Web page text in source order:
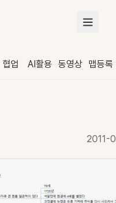
협업 AI활용 동영상 맵등록
2011-